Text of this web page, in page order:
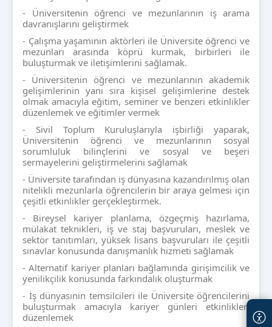
- Üniversitenin öğrenci ve mezunlarının iş arama
davranışlarını geliştirmek
- Çalışma yaşamının aktörleri ile Üniversite öğrenci ve
mezunları arasında köprü kurmak, birbirleri ile
buluşturmak ve iletişimlerini sağlamak.
- Üniversitenin öğrenci ve mezunlarının akademik
gelişimlerinin yanı sıra kişisel gelişimlerine destek
olmak amacıyla eğitim, seminer ve benzeri etkinlikler
düzenlemek ve eğitimler vermek
- Sivil Toplum Kuruluşlarıyla işbirliği yaparak,
Üniversitenin öğrenci ve mezunlarının sosyal
sorumluluk bilinçlerini ve sosyal ve beşeri
sermayelerini geliştirmelerini sağlamak
- Üniversite tarafından iş dünyasına kazandırılmış olan
nitelikli mezunlarla öğrencilerin bir araya gelmesi için
çeşitli etkinlikler gerçekleştirmek.
- Bireysel kariyer planlama, özgeçmiş hazırlama,
mülakat teknikleri, iş ve staj başvuruları, meslek ve
sektör tanıtımları, yüksek lisans başvuruları ile çeşitli
sınavlar konusunda danışmanlık hizmeti sağlamak
- Alternatif kariyer planları bağlamında girişimcilik ve
yenilikçilik konusunda farkındalık oluşturmak
- İş dünyasının temsilcileri ile Üniversite öğrencilerini
buluşturmak amacıyla kariyer günleri etkinlikleri
düzenlemek